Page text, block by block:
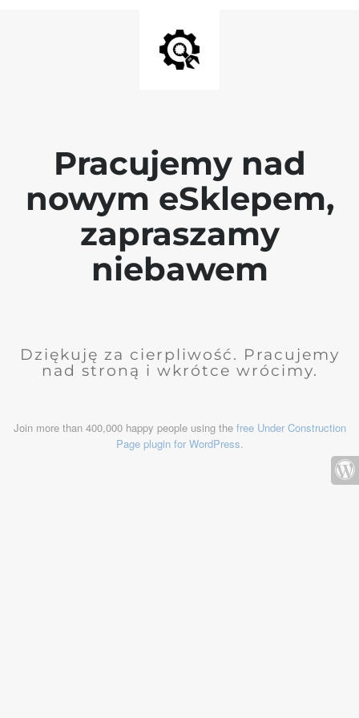
Pracujemy nad
nowym eSklepem,
zapraszamy
niebawem
Dziękuję za cierpliwość. Pracujemy
nad stroną i wkrótce wrócimy.
Join more than 400,000 happy people using the free Under Construction
Page plugin for WordPress.